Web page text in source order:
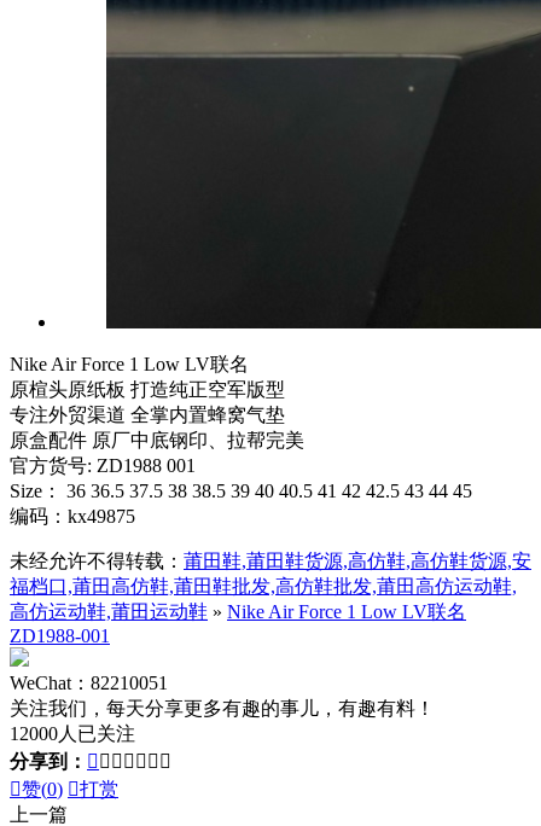
Nike Air Force 1 Low LV联名
原楦头原纸板 打造纯正空军版型
专注外贸渠道 全掌内置蜂窝气垫
原盒配件 原厂中底钢印、拉帮完美
官方货号: ZD1988 001
Size： 36 36.5 37.5 38 38.5 39 40 40.5 41 42 42.5 43 44 45
编码：kx49875
未经允许不得转载： 莆田鞋,莆田鞋货源,高仿鞋,高仿鞋货源,安
福档口,莆田高仿鞋,莆田鞋批发,高仿鞋批发,莆田高仿运动鞋,
高仿运动鞋,莆田运动鞋 » Nike Air Force 1 Low LV联名
ZD1988-001
WeChat：82210051
关注我们，每天分享更多有趣的事儿，有趣有料！
12000人已关注
分享到：       
赞(0) 打赏
上一篇